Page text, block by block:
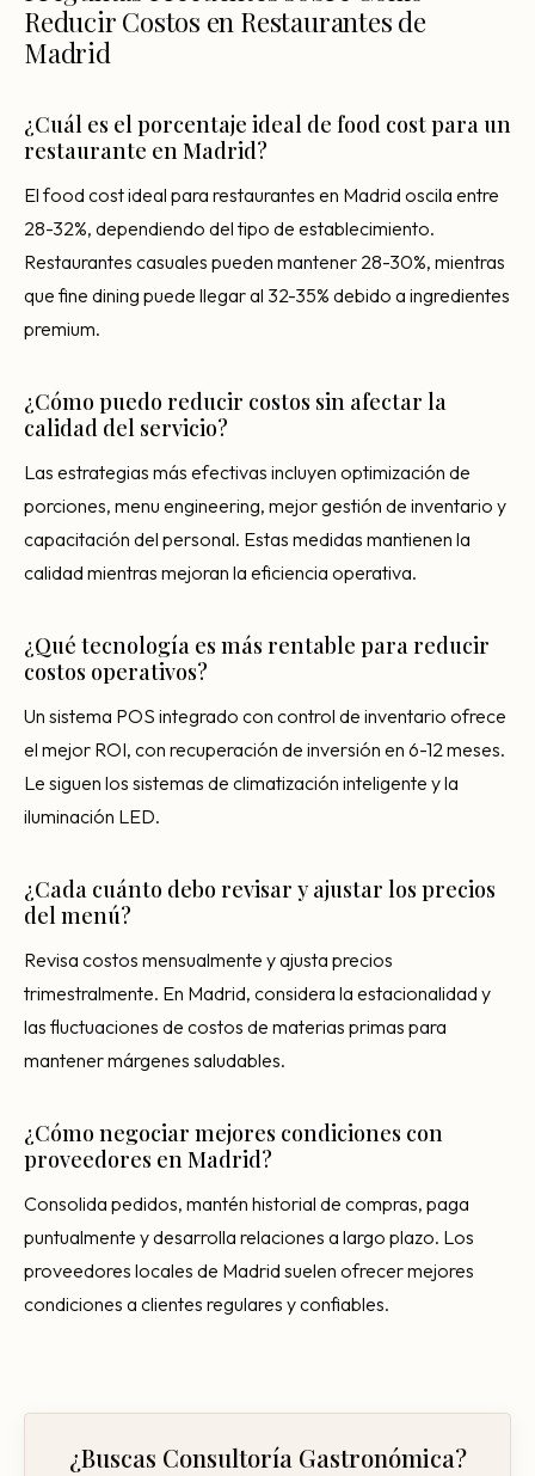
Reducir Costos en Restaurantes de
Madrid
¿Cuál es el porcentaje ideal de food cost para un
restaurante en Madrid?
El food cost ideal para restaurantes en Madrid oscila entre
28-32%, dependiendo del tipo de establecimiento.
Restaurantes casuales pueden mantener 28-30%, mientras
que fine dining puede llegar al 32-35% debido a ingredientes
premium.
¿Cómo puedo reducir costos sin afectar la
calidad del servicio?
Las estrategias más efectivas incluyen optimización de
porciones, menu engineering, mejor gestión de inventario y
capacitación del personal. Estas medidas mantienen la
calidad mientras mejoran la eficiencia operativa.
¿Qué tecnología es más rentable para reducir
costos operativos?
Un sistema POS integrado con control de inventario ofrece
el mejor ROI, con recuperación de inversión en 6-12 meses.
Le siguen los sistemas de climatización inteligente y la
iluminación LED.
¿Cada cuánto debo revisar y ajustar los precios
del menú?
Revisa costos mensualmente y ajusta precios
trimestralmente. En Madrid, considera la estacionalidad y
las fluctuaciones de costos de materias primas para
mantener márgenes saludables.
¿Cómo negociar mejores condiciones con
proveedores en Madrid?
Consolida pedidos, mantén historial de compras, paga
puntualmente y desarrolla relaciones a largo plazo. Los
proveedores locales de Madrid suelen ofrecer mejores
condiciones a clientes regulares y confiables.
¿Buscas Consultoría Gastronómica?